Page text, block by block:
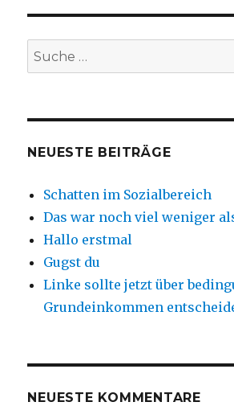
Suche
nach:
NEUESTE BEITRÄGE
Schatten im Sozialbereich
Das war noch viel weniger
Hallo erstmal
Gugst du
Linke sollte jetzt über
Grundeinkommen
NEUESTE KOMMENTARE